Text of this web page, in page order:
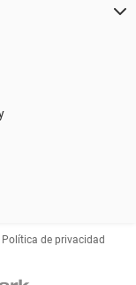
Política de privacidad